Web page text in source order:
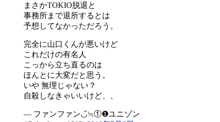
まさかTOKIO脱退と
事務所まで退所するとは
予想してなかっただろう。
完全に山口くんが悪いけど
これだけの有名人
こっから立ち直るのは
ほんとに大変だと思う。
いや 無理じゃない？
自殺しなきゃいいけど、、
— ファンファン◡̈≒①❶ユニゾン